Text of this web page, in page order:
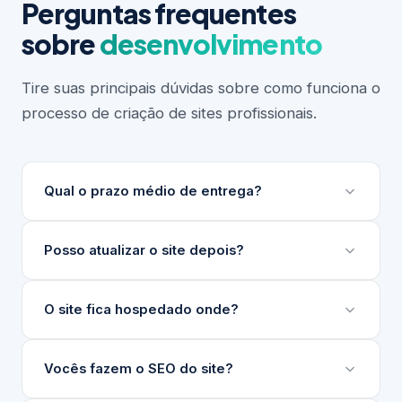
Perguntas frequentes
sobredesenvolvimento
Tire suas principais dúvidas sobre como funciona o
processo de criação de sites profissionais.
Qual o prazo médio de entrega?
Depende do escopo do projeto. Sites institucionais
Sempre apresentamos um cronograma detalhado
Posso atualizar o site depois?
Sim. Desenvolvemos um painel de gerenciamento
de técnico.
O site fica hospedado onde?
Indicamos e configuramos a hospedagem ideal para
Vocês fazem o SEO do site?